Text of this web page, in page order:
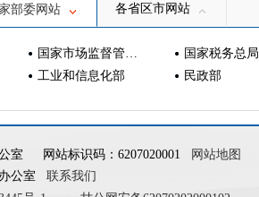
部委网站 各省区市网站
国家税务总局
工业和信息化部 民政部
室 网站标识码：6207020001
网站地图
公室
联系我们